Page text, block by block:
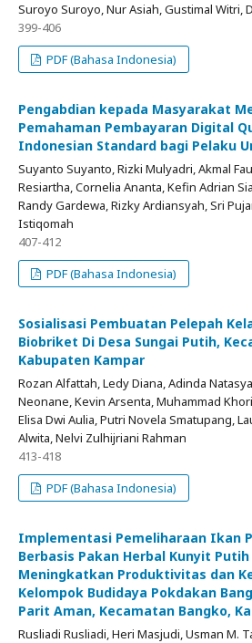
Suroyo Suroyo, Nur Asiah, Gustimal Witri,
399-406
PDF (Bahasa Indonesia)
Pengabdian kepada Masyarakat
Pemahaman Pembayaran Digital
Indonesian Standard bagi Pelaku
Suyanto Suyanto, Rizki Mulyadri, Akmal
Resiartha, Cornelia Ananta, Kefin Adrian
Randy Gardewa, Rizky Ardiansyah, Sri
Istiqomah
407-412
PDF (Bahasa Indonesia)
Sosialisasi Pembuatan Pelepah
Biobriket Di Desa Sungai Putih,
Kabupaten Kampar
Rozan Alfattah, Ledy Diana, Adinda
Neonane, Kevin Arsenta, Muhammad
Elisa Dwi Aulia, Putri Novela Smatupang,
Alwita, Nelvi Zulhijriani Rahman
413-418
PDF (Bahasa Indonesia)
Implementasi Pemeliharaan Ikan
Berbasis Pakan Herbal Kunyit
Meningkatkan Produktivitas dan
Kelompok Budidaya Pokdakan
Parit Aman, Kecamatan Bangko,
Rusliadi Rusliadi, Heri Masjudi, Usman M.